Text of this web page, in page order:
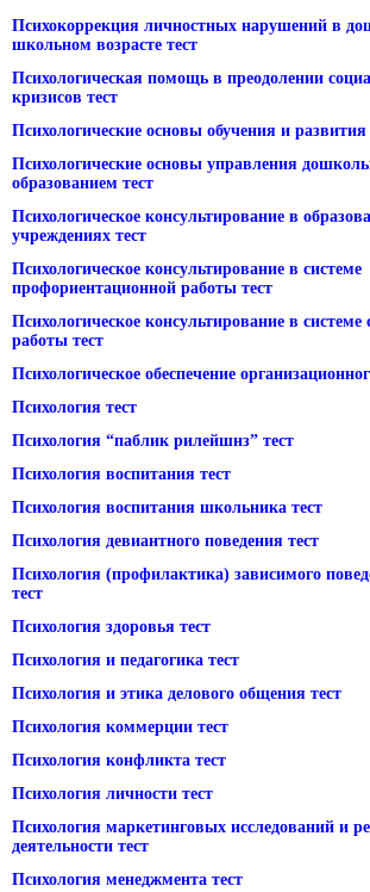
Психокоррекция личностных нарушений в
школьном возрасте тест
Психологическая помощь в преодолении
кризисов тест
Психологические основы обучения и развития
Психологические основы управления
образованием тест
Психологическое консультирование в
учреждениях тест
Психологическое консультирование в системе
профориентационной работы тест
Психологическое консультирование в системе
работы тест
Психологическое обеспечение
Психология тест
Психология “паблик рилейшнз” тест
Психология воспитания тест
Психология воспитания школьника тест
Психология девиантного поведения тест
Психология (профилактика) зависимого
тест
Психология здоровья тест
Психология и педагогика тест
Психология и этика делового общения тест
Психология коммерции тест
Психология конфликта тест
Психология личности тест
Психология маркетинговых исследований и
деятельности тест
Психология менеджмента тест